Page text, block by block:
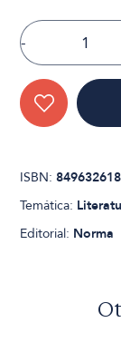
-
ISBN:
Temática:
Editorial: Norma